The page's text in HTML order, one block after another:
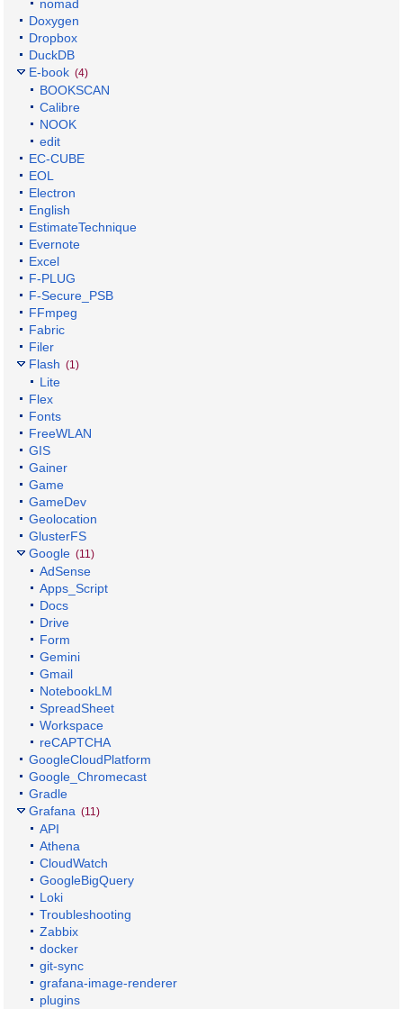
nomad
Doxygen
Dropbox
DuckDB
E-book (4)
BOOKSCAN
Calibre
NOOK
edit
EC-CUBE
EOL
Electron
English
EstimateTechnique
Evernote
Excel
F-PLUG
F-Secure_PSB
FFmpeg
Fabric
Filer
Flash (1)
Lite
Flex
Fonts
FreeWLAN
GIS
Gainer
Game
GameDev
Geolocation
GlusterFS
Google (11)
AdSense
Apps_Script
Docs
Drive
Form
Gemini
Gmail
NotebookLM
SpreadSheet
Workspace
reCAPTCHA
GoogleCloudPlatform
Google_Chromecast
Gradle
Grafana (11)
API
Athena
CloudWatch
GoogleBigQuery
Loki
Troubleshooting
Zabbix
docker
git-sync
grafana-image-renderer
plugins